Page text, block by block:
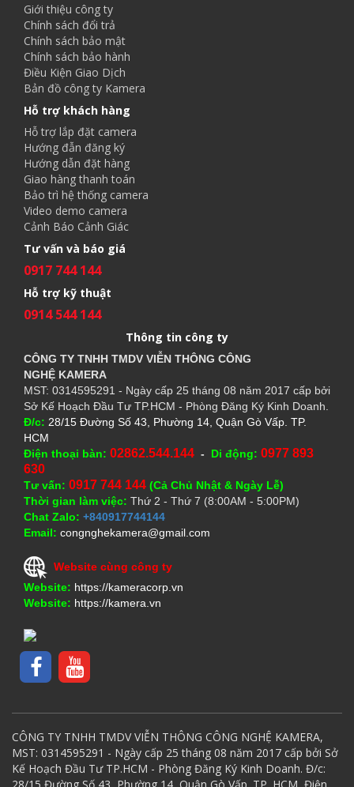
Giới thiệu công ty
Chính sách đổi trả
Chính sách bảo mật
Chính sách bảo hành
Điều Kiện Giao Dịch
Bản đồ công ty Kamera
Hỗ trợ khách hàng
Hỗ trợ lắp đặt camera
Hướng đẫn đăng ký
Hướng dẫn đặt hàng
Giao hàng thanh toán
Bảo trì hệ thống camera
Video demo camera
Cảnh Báo Cảnh Giác
Tư vấn và báo giá
0917 744 144
Hỗ trợ kỹ thuật
0914 544 144
Thông tin công ty
CÔNG TY TNHH TMDV VIỄN THÔNG CÔNG
NGHỆ KAMERA
MST: 0314595291 - Ngày cấp 25 tháng 08 năm 2017 cấp bởi
Sở Kế Hoạch Đầu Tư TP.HCM - Phòng Đăng Ký Kinh Doanh.
Đ/c: 28/15 Đường Số 43, Phường 14, Quận Gò Vấp. TP.
HCM
Điện thoại bàn: 02862.544.144 - Di động: 0977 893
630
Tư vấn: 0917 744 144 (Cả Chủ Nhật & Ngày Lễ)
Thời gian làm việc: Thứ 2 - Thứ 7 (8:00AM - 5:00PM)
Chat Zalo: +840917744144
Email: congnghekamera@gmail.com
Website cùng công ty
Website: https://kameracorp.vn
Website: https://kamera.vn
CÔNG TY TNHH TMDV VIỄN THÔNG CÔNG NGHỆ KAMERA,
MST: 0314595291 - Ngày cấp 25 tháng 08 năm 2017 cấp bởi Sở
Kế Hoạch Đầu Tư TP.HCM - Phòng Đăng Ký Kinh Doanh. Đ/c: